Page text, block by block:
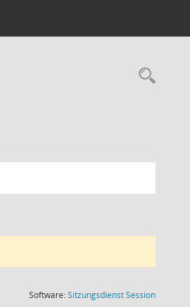
Software:SitzungsdienstSession(Wird in